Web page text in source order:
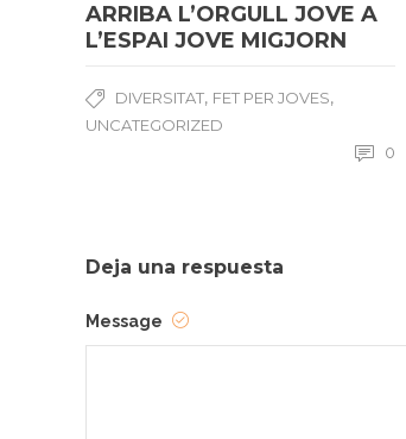
ARRIBA L’ORGULL JOVE A
L’ESPAI JOVE MIGJORN
DIVERSITAT, FET PER JOVES,
UNCATEGORIZED
0
Deja una respuesta
Message